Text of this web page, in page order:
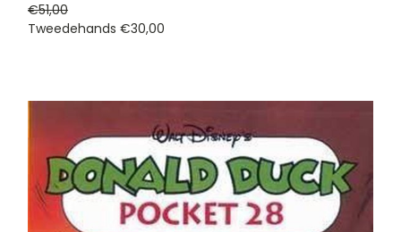
€51,00
Tweedehands €30,00